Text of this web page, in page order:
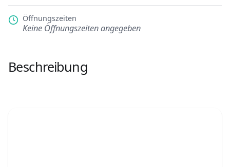
Öffnungszeiten
Keine Öffnungszeiten angegeben
Beschreibung